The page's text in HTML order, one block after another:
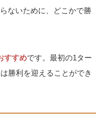
ないために、どこかで勝
すすめです。最初の1ター
勝利を迎えることができ